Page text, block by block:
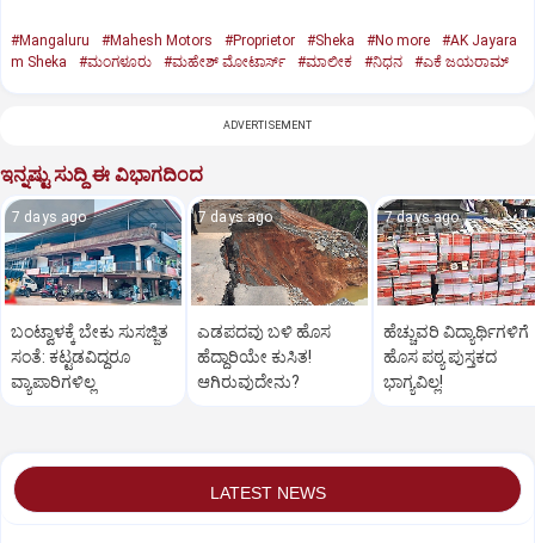
#Mangaluru #Mahesh Motors #Proprietor #Sheka #No more
#AK Jayara
m Sheka
#ಮಂಗಳೂರು #ಮಹೇಶ್‌ ಮೋಟಾರ್ಸ್‌ #ಮಾಲೀಕ #ನಿಧನ #ಎಕೆ ಜಯರಾಮ್
ADVERTISEMENT
ಇನ್ನಷ್ಟು ಸುದ್ದಿ ಈ ವಿಭಾಗದಿಂದ
7 days ago
ಬಂಟ್ವಾಳಕ್ಕೆ ಬೇಕು ಸುಸಜ್ಜಿತ
ಸಂತೆ: ಕಟ್ಟಡವಿದ್ದರೂ
ವ್ಯಾಪಾರಿಗಳಿಲ್ಲ
7 days ago
ಎಡಪದವು ಬಳಿ ಹೊಸ
ಹೆದ್ದಾರಿಯೇ ಕುಸಿತ!
ಆಗಿರುವುದೇನು?
7 days ago
ಹೆಚ್ಚುವರಿ ವಿದ್ಯಾರ್ಥಿಗಳಿಗೆ
ಹೊಸ ಪಠ್ಯ ಪುಸ್ತಕದ
ಭಾಗ್ಯವಿಲ್ಲ!
LATEST NEWS